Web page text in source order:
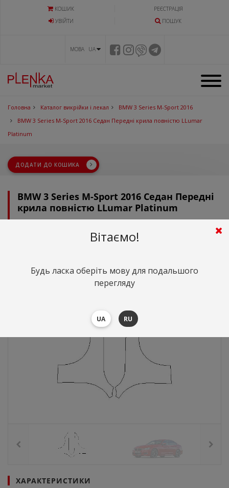
КОШИК
РЕЄСТРАЦІЯ
УВIЙТИ
ПОШУК
МОВА UA
Головна Каталог викрійки і лекал
BMW 3 Series M-Sport 2016
BMW 3 Series M-Sport 2016 Седан Передні крила повністю LLumar
Platinum
ДОДАТИ ДО КОШИКА
BMW 3 Series M-Sport 2016 Седан Передні
крила повністю LLumar Platinum
грн.($120.3)
ХАРАКТЕРИСТИКИ
Вітаємо!
Будь ласка оберіть мову для подальшого
перегляду
UA RU